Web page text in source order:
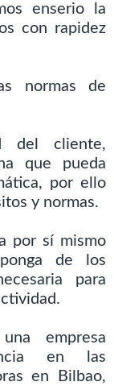
enserio la
con rapidez
normas de
del cliente,
que pueda
por ello
y normas.
por sí mismo
de los
para
empresa
en las
en Bilbao,